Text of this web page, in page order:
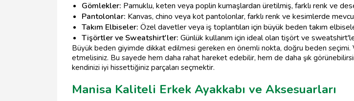
Gömlekler: Pamuklu, keten veya poplin kumaşlardan üretilmiş, farklı renk ve
Pantolonlar: Kanvas, chino veya kot pantolonlar, farklı renk ve kesimlerde
Takım Elbiseler: Özel davetler veya iş toplantıları için büyük beden takım
Tişörtler ve Sweatshirt'ler: Günlük kullanım için ideal olan tişört ve
Büyük beden giyimde dikkat edilmesi gereken en önemli nokta, doğru beden seçimi.
etmelisiniz. Bu sayede hem daha rahat hareket edebilir, hem de daha şık
kendinizi iyi hissettiğiniz parçaları seçmektir.
Manisa Kaliteli Erkek Ayakkabı ve Aksesuarları